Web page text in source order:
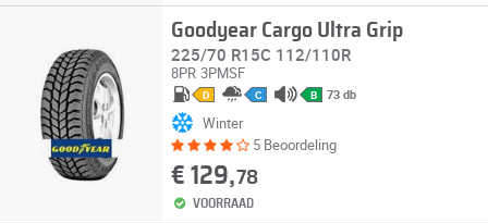
Goodyear Cargo Ultra Grip
225/70 R15C 112/110R
8PR 3PMSF
D C B 73 db
Winter
5 Beoordeling
€ 129,78
VOORRAAD